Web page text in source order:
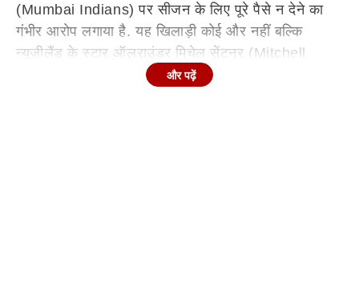
(Mumbai Indians) पर सीजन के लिए पूरे पैसे न देने का
गंभीर आरोप लगाया है. यह खिलाड़ी कोई और नहीं बल्कि
न्यूजीलैंड के स्टार ऑलराउंडर मिचेल सेंटनर (Mitchell
और पढ़ें